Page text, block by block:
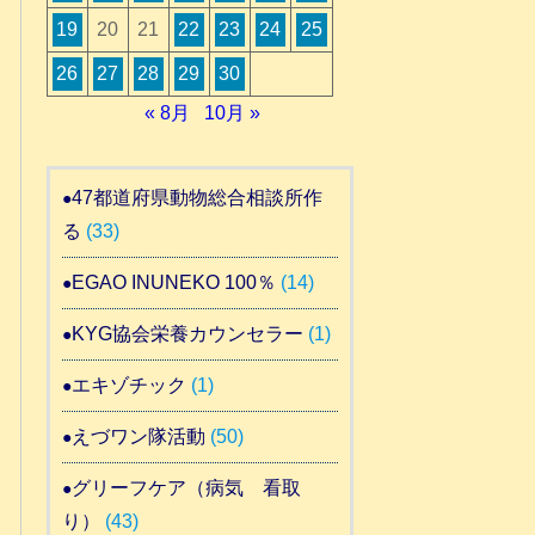
19 20 21 22 23 24 25
26 27 28 29
30
« 8月
10月 »
47都道府県動物総合相談所作
る (33)
EGAO INUNEKO 100％ (14)
KYG協会栄養カウンセラー (1)
エキゾチック (1)
えづワン隊活動 (50)
グリーフケア（病気 看取
り）
(43)